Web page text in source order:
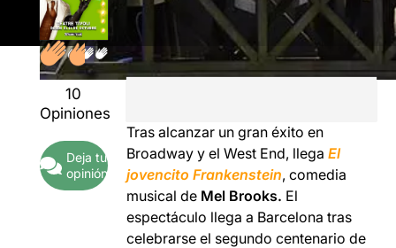
10
Opiniones
Deja tu
opinión
Tras alcanzar un gran éxito en
Broadway y el West End, llegaEl
jovencito Frankenstein, comedia
musical de Mel Brooks. El
espectáculo llega a Barcelona tras
celebrarse el segundo centenario de